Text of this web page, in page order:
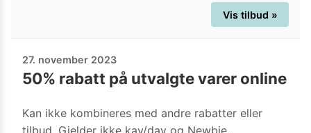
Vis tilbud »
27. november 2023
50% rabatt på utvalgte varer online
Kan ikke kombineres med andre rabatter eller